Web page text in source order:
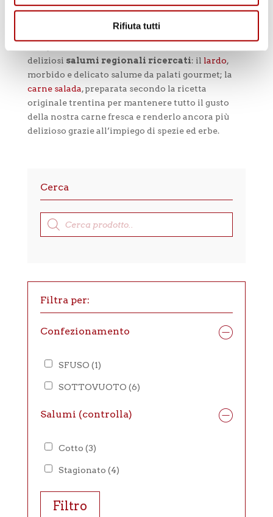
Rifiuta tutti
garantiscono bontà, naturalezza e ricetta
clienti per antipasti, aperitivi e snack saporiti.
deliziosi salumi regionali ricercati: il lardo,
morbido e delicato salume da palati gourmet; la
carne salada, preparata secondo la ricetta
originale trentina per mantenere tutto il gusto
della nostra carne fresca e renderlo ancora più
delizioso grazie all’impiego di spezie ed erbe.
Cerca
Products
search
Filtra per:
Confezionamento
SFUSO (1)
SOTTOVUOTO (6)
Salumi (controlla)
Cotto (3)
Stagionato (4)
Filtro